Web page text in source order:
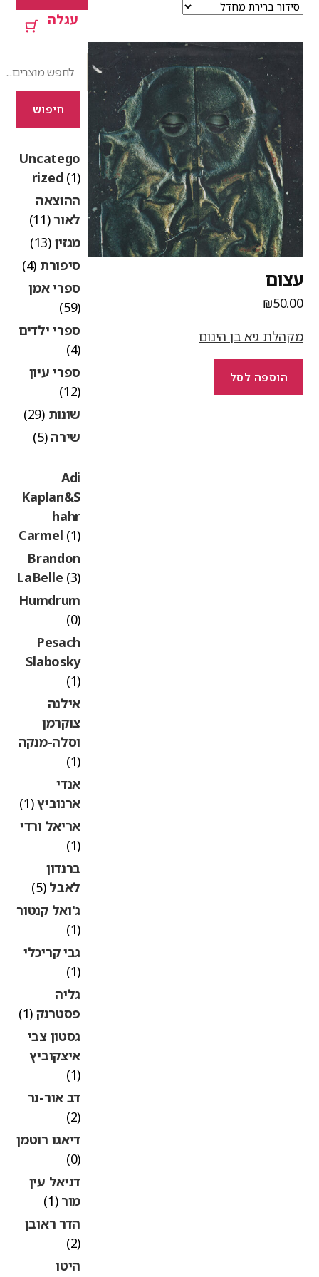
₪
גיא בן הינום
הוספה לסל
עגלה
חיפוש
Uncatego
rized (1)
ההוצאה
לאור(11)
מגזין(13)
סיפורת(4)
ספרי אמן
ספרי ילדים
ספרי עיון
שונות(29)
שירה(5)
Kaplan&S
hahr
Carmel
Brandon
LaBelle
Humdrum
Pesach
Slabosky
אילנה
צוקרמן
וסלה-מנקה
אנדי
ארנוביץ(1)
אריאל ורדי
ברנדון
לאבל(5)
ג'ואל קנטור
גבי קריכלי
גליה
פסטרנק(1)
גסטון צבי
איצקוביץ
דב אור-נר
דיאגו רוטמן
דניאל עין
מור(1)
הדר ראובן
היטו